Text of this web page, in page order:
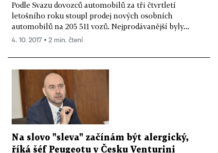
Podle Svazu dovozců automobilů za tři čtvrtletí
letošního roku stoupl prodej nových osobních
automobilů na 205 511 vozů. Nejprodávanější byly...
4. 10. 2017 ▪ 2 min. čtení
Na slovo "sleva" začínám být alergický,
říká šéf Peugeotu v Česku Venturini